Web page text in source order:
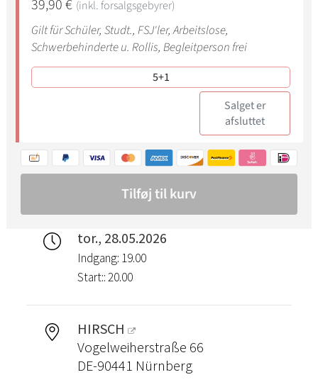
tor., 28.05.2026
Indgang: 19.00
Start:: 20.00
HIRSCH
Vogelweiherstraße 66
DE-90441 Nürnberg